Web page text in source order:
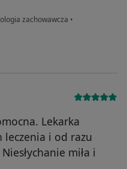
zachowawcza •
Lekarka
leczenia i od razu
miła i